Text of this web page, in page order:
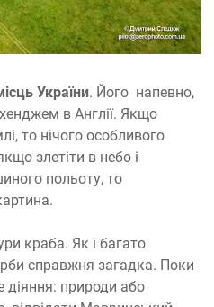
України. Його напевно,
в Англії. Якщо
то нічого особливого
злетіти в небо і
польоту, то
краба. Як і багато
справжня загадка. Поки
діяння: природи або